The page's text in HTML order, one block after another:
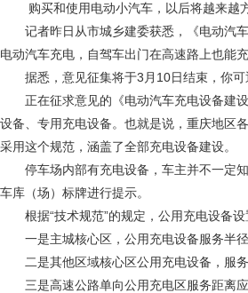
购买和使用电动小汽车，以后将越来越方
记者昨日从市城乡建委获悉，《电动汽车
电动汽车充电，自驾车出门在高速路上也能充
据悉，意见征集将于3月10日结束，你可
正在征求意见的《电动汽车充电设备建设
设备、专用充电设备。也就是说，重庆地区
采用这个规范，涵盖了全部充电设备建设。
停车场内部有充电设备，车主并不一定知
车库（场）标牌进行提示。
根据“技术规范”的规定，公用充电设备设
一是主城核心区，公用充电设备服务半径
二是其他区域核心区公用充电设备，服务
三是高速公路单向公用充电区服务距离应